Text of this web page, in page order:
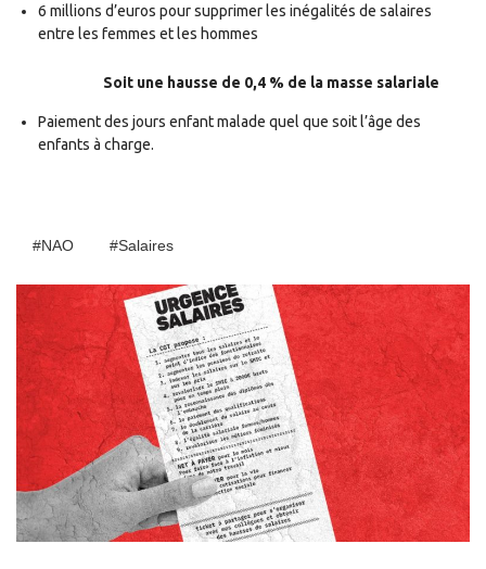
6 millions d’euros pour supprimer les inégalités de salaires
entre les femmes et les hommes
Soit une hausse de 0,4 % de la masse salariale
Paiement des jours enfant malade quel que soit l’âge des
enfants à charge.
#NAO #salaires